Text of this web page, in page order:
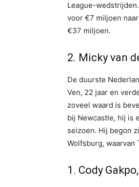
League-
voor €7 miljoen
€37 miljoen.
2. Micky van
De duurste
Ven, 22 jaar en
zoveel waard is
bij Newcastle, hij is
seizoen. Hij begon
Wolfsburg,
1. Cody